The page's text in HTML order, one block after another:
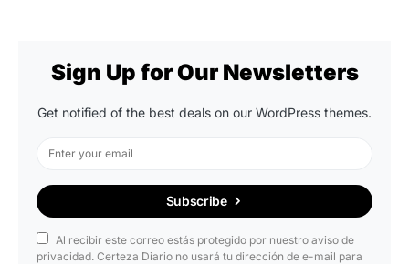
Sign Up for Our Newsletters
Get notified of the best deals on our WordPress themes.
Subscribe
Al recibir este correo estás protegido por nuestro aviso de
privacidad. Certeza Diario no usará tu dirección de e-mail para